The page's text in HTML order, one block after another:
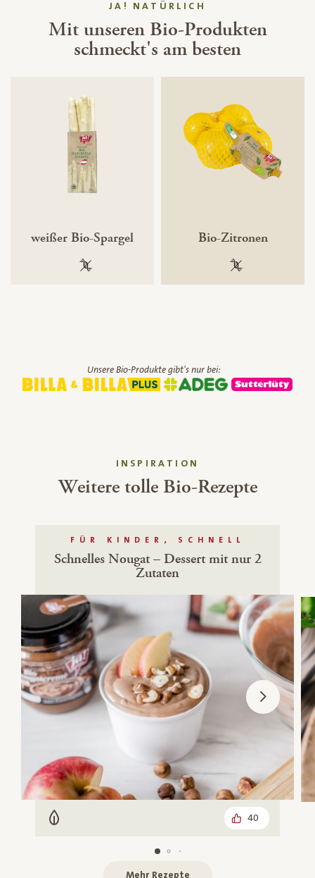
JA! NATÜRLICH
Mit unseren Bio-Produkten
schmeckt's am besten
weißer Bio-Spargel
100 % gentechnikfrei
Bio-Zitronen
100 %
Unsere Bio-Produkte gibt's nur bei:
INSPIRATION
Weitere tolle Bio-Rezepte
FÜR KINDER, SCHNELL
Schnelles Nougat – Dessert mit nur 2
Zutaten
Vegetarisch 40
Mehr Rezepte